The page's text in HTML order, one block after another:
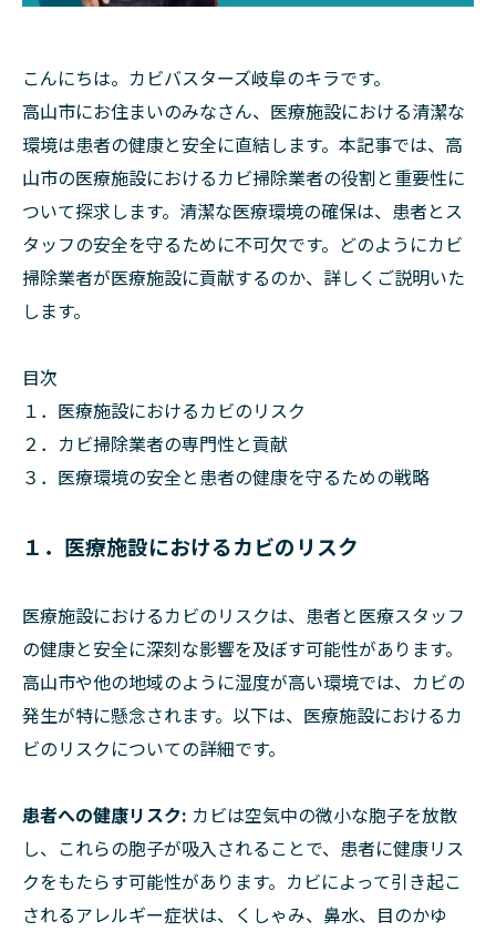
こんにちは。カビバスターズ岐阜のキラです。
高山市にお住まいのみなさん、医療施設における清潔な
環境は患者の健康と安全に直結します。本記事では、高
山市の医療施設におけるカビ掃除業者の役割と重要性に
ついて探求します。清潔な医療環境の確保は、患者とス
タッフの安全を守るために不可欠です。どのようにカビ
掃除業者が医療施設に貢献するのか、詳しくご説明いた
します。
目次
１．医療施設におけるカビのリスク
２．カビ掃除業者の専門性と貢献
３．医療環境の安全と患者の健康を守るための戦略
１．医療施設におけるカビのリスク
医療施設におけるカビのリスクは、患者と医療スタッフ
の健康と安全に深刻な影響を及ぼす可能性があります。
高山市や他の地域のように湿度が高い環境では、カビの
発生が特に懸念されます。以下は、医療施設におけるカ
ビのリスクについての詳細です。
患者への健康リスク: カビは空気中の微小な胞子を放散
し、これらの胞子が吸入されることで、患者に健康リス
クをもたらす可能性があります。カビによって引き起こ
されるアレルギー症状は、くしゃみ、鼻水、目のかゆ